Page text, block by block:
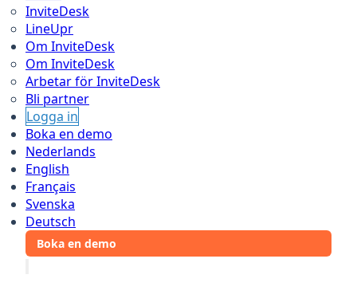
InviteDesk
LineUpr
Om InviteDesk
Om InviteDesk
Arbetar för InviteDesk
Bli partner
Logga in
Boka en demo
Nederlands
English
Français
Svenska
Deutsch
Boka en demo